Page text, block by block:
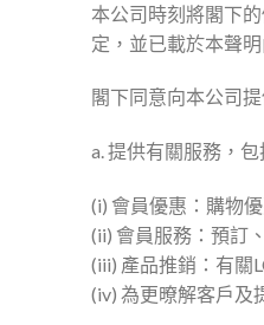
本公司時刻將閣下
定，並已載於本聲明
閣下同意向本公司
a. 提供有關服務，包
(i) 會員優惠：購物
(ii) 會員服務：預訂
(iii) 產品推銷：有關
(iv) 為更暸解客戶及